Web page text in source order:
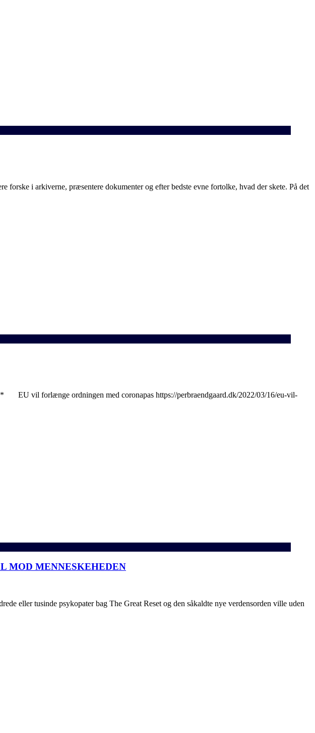
i arkiverne, præsentere dokumenter og efter bedste evne fortolke, hvad der skete. På det
vil forlænge ordningen med coronapas https://perbraendgaard.dk/2022/03/16/eu-vil-
MOD MENNESKEHEDEN
eller tusinde psykopater bag The Great Reset og den såkaldte nye verdensorden ville uden